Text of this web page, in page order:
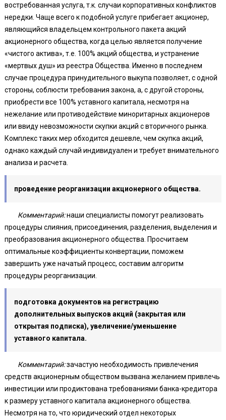
востребованная услуга, т.к. случаи корпоративных конфликтов
нередки. Чаще всего к подобной услуге прибегает акционер,
являющийся владельцем контрольного пакета акций
акционерного общества, когда целью является получение
«чистого актива», т.е. 100% акций общества, и устранение
«мертвых душ» из реестра Общества. Именно в последнем
случае процедура принудительного выкупа позволяет, с одной
стороны, соблюсти требования закона, а, с другой стороны,
приобрести все 100% уставного капитала, несмотря на
нежелание или противодействие миноритарных акционеров
или ввиду невозможности скупки акций с вторичного рынка.
Комплекс таких мер обходится дешевле, чем скупка акций,
однако каждый случай индивидуален и требует внимательного
анализа и расчета.
проведение реорганизации акционерного общества.
Комментарий:наши специалисты помогут реализовать
процедуры слияния, присоединения, разделения, выделения и
преобразования акционерного общества. Просчитаем
оптимальные коэффициенты конвертации, поможем
завершить уже начатый процесс, составим алгоритм
процедуры реорганизации.
подготовка документов на регистрацию
дополнительных выпусков акций (закрытая или
открытая подписка), увеличение/уменьшение
уставного капитала.
Комментарий:зачастую необходимость привлечения
средств акционерным обществом вызвана желанием привлечь
инвестиции или продиктована требованиями банка-кредитора
к размеру уставного капитала акционерного общества.
Несмотря на то, что юридический отдел некоторых